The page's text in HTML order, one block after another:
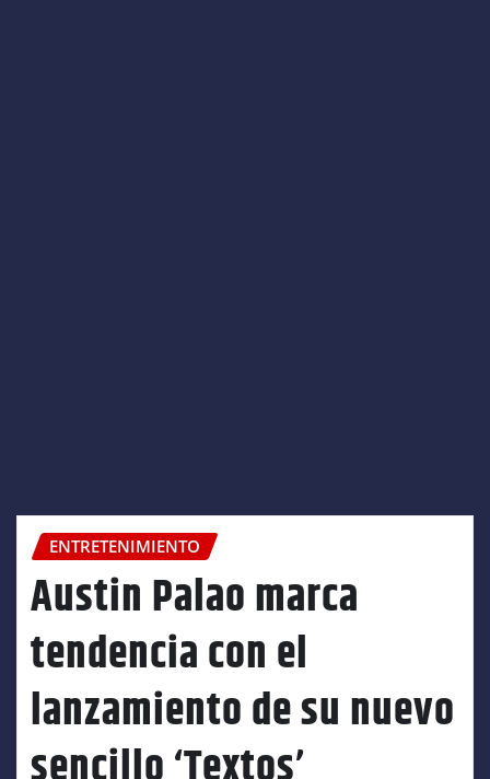
ENTRETENIMIENTO
Austin Palao marca
tendencia con el
lanzamiento de su nuevo